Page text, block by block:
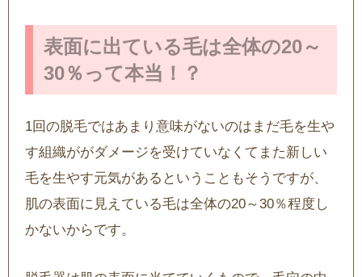
表面に出ている毛は全体の20～
30％って本当！？
1回の脱毛ではあまり意味がないのはまだ毛を生や
す組織ががダメージを受けていなくてまた新しい
毛を生やす元気があるということもそうですが、
肌の表面に見えている毛は全体の20～30％程度し
かないからです。